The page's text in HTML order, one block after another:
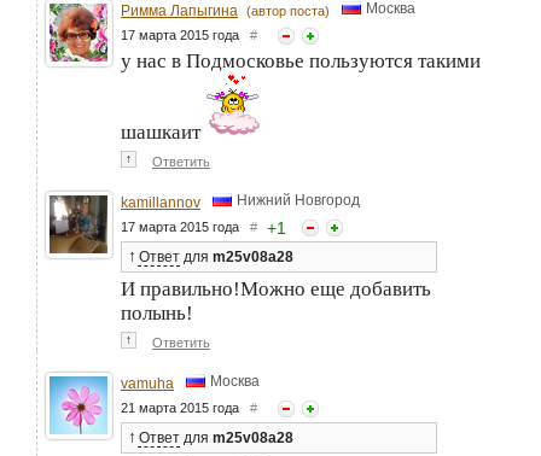
Римма Лапыгина (автор поста) Москва
17 марта 2015 года #
у нас в Подмосковье пользуются такими
шашкаит
↑ Ответить
kamillannov Нижний Новгород
17 марта 2015 года # +1
↑ Ответ для m25v08a28
И правильно!Можно еще добавить
полынь!
↑ Ответить
vamuha Москва
21 марта 2015 года #
↑ Ответ для m25v08a28